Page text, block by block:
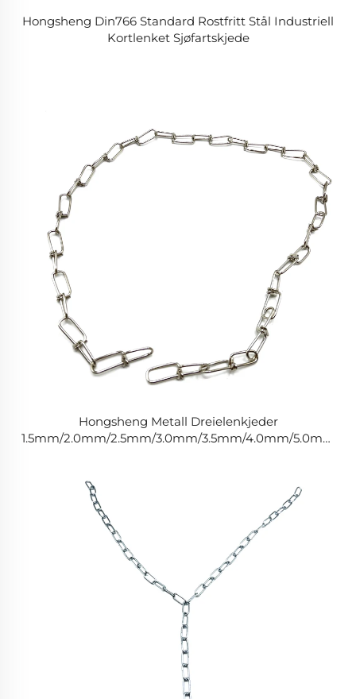
Hongsheng Din766 Standard Rostfritt Stål Industriell
Kortlenket Sjøfartskjede
Hongsheng Metall Dreielenkjeder
1.5mm/2.0mm/2.5mm/3.0mm/3.5mm/4.0mm/5.0mm